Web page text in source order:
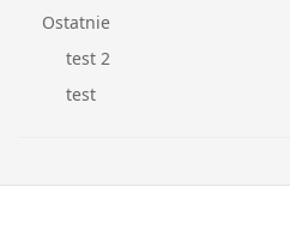
Ostatnie
test 2
test